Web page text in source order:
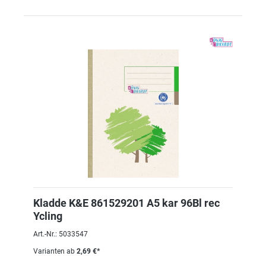
Kladde K&E 861529201 A5 kar 96Bl rec
Ycling
Art.-Nr.: 5033547
Varianten ab 2,69 €*